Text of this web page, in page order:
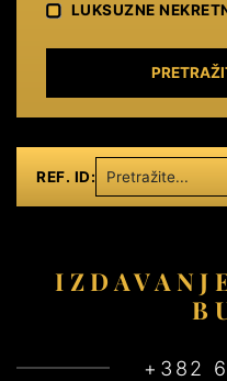
LUKSUZNE
REF. ID:
+382